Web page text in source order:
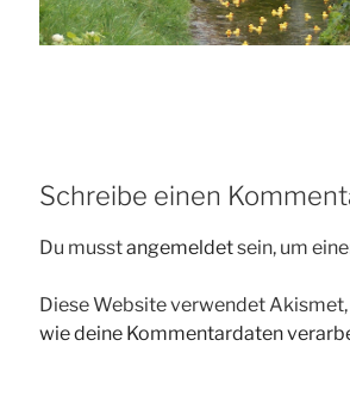
Schreibe einen
Du musstangemeldetsein, um
Diese Website verwendet
wie deine Kommentardaten